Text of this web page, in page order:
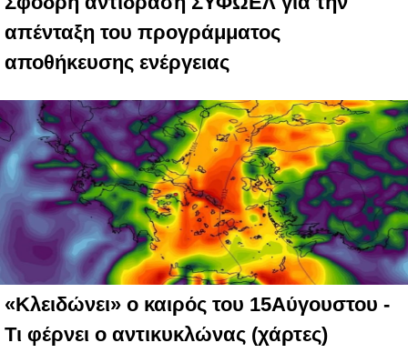
απένταξη του προγράμματος
αποθήκευσης ενέργειας
«Κλειδώνει» ο καιρός του 15Αύγουστου -
Τι φέρνει ο αντικυκλώνας (χάρτες)